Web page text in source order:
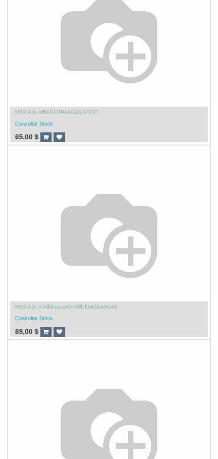
MEDIA N. ABRIGO RAYADAS SPORT
Consultar Stock
65,00 $
MEDIA D. o adolescente GRUESAS LARGAS
Consultar Stock
89,00 $